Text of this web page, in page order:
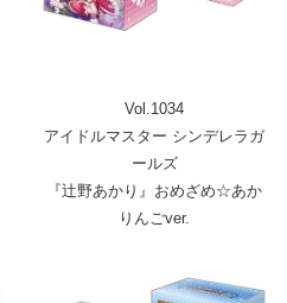
Vol.1034
アイドルマスター シンデレラガ
ールズ
『辻野あかり』おめざめ☆あか
りんごver.